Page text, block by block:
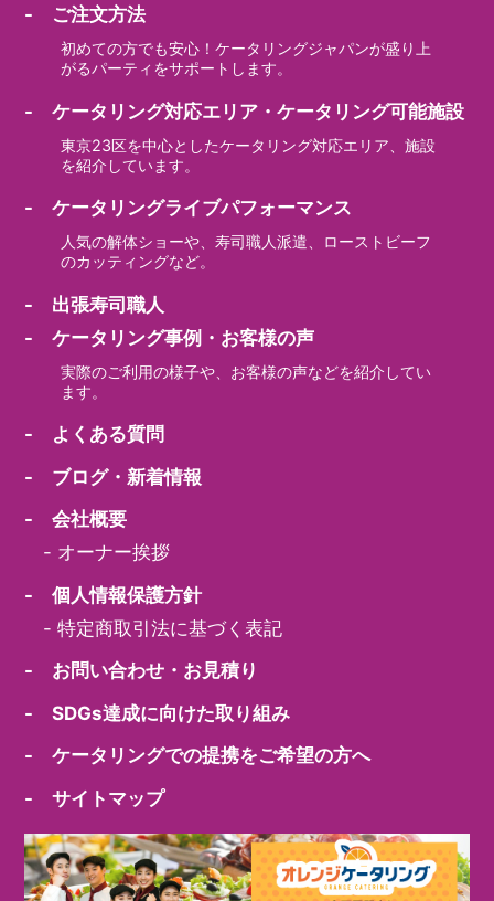
- ご注文方法
初めての方でも安心！ケータリングジャパンが盛り上
がるパーティをサポートします。
- ケータリング対応エリア・ケータリング可能施設
東京23区を中心としたケータリング対応エリア、施設
を紹介しています。
- ケータリングライブパフォーマンス
人気の解体ショーや、寿司職人派遣、ローストビーフ
のカッティングなど。
- 出張寿司職人
- ケータリング事例・お客様の声
実際のご利用の様子や、お客様の声などを紹介してい
ます。
- よくある質問
- ブログ・新着情報
- 会社概要
- オーナー挨拶
- 個人情報保護方針
-特定商取引法に基づく表記
- お問い合わせ・お見積り
- SDGs達成に向けた取り組み
- ケータリングでの提携をご希望の方へ
- サイトマップ